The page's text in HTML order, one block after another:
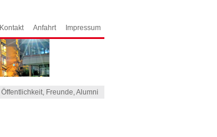
Öffentlichkeit, Freunde, Alumni
Kontakt Anfahrt Impressum